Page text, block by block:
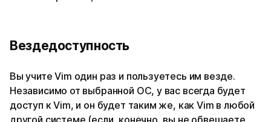
Вездедоступность
Вы учите Vim один раз и пользуетесь им везде.
Независимо от выбранной ОС, у вас всегда будет
доступ к Vim, и он будет таким же, как Vim в любой